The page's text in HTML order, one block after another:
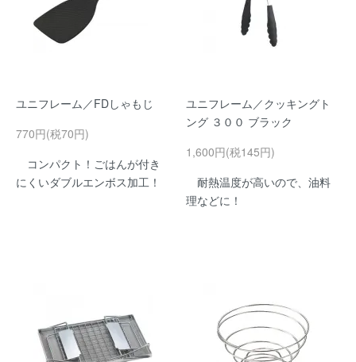
ユニフレーム／FDしゃもじ
770円(税70円)
コンパクト！ごはんが付き
にくいダブルエンボス加工！
ユニフレーム／クッキングト
ング ３００ ブラック
1,600円(税145円)
耐熱温度が高いので、油料
理などに！